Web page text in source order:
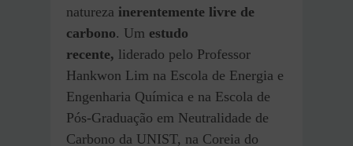
natureza inerentemente livre de
carbono. Um estudo
recente, liderado pelo Professor
Hankwon Lim na Escola de Energia e
Engenharia Química e na Escola de
Pós-Graduação em Neutralidade de
Carbono da UNIST, na Coreia do